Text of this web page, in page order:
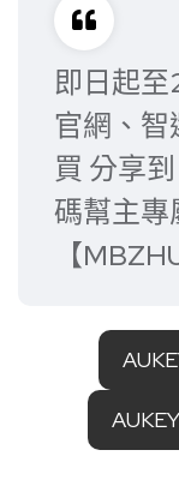
即日起
官網、
買 分享
碼幫主專
【